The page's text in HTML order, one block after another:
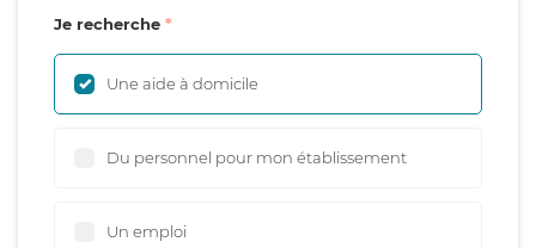
Je recherche
Une aide à domicile
Du personnel pour mon établissement
Un emploi